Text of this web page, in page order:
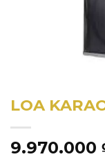
LOA
9.970.000